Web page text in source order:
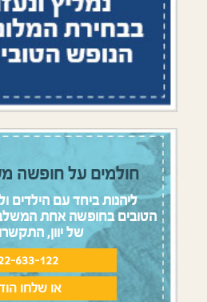
חולמים על חופשה
ליהנות ביחד עם הילדים
הטובים בחופשה אחת
של יוון,
633-122
או שלחו